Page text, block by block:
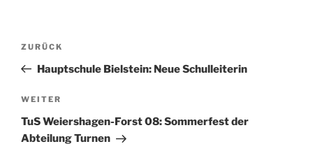
Beitragsnavigation
Vorheriger
Beitrag
ZURÜCK
Hauptschule Bielstein: Neue Schulleiterin
Nächster
Beitrag
WEITER
TuS Weiershagen-Forst 08: Sommerfest der
Abteilung Turnen